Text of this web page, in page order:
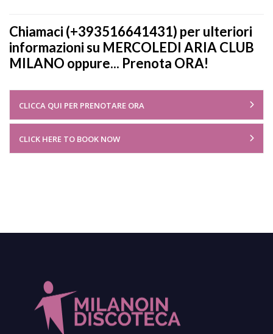
Chiamaci (+393516641431) per ulteriori
informazioni su MERCOLEDI ARIA CLUB
MILANO oppure... Prenota ORA!
CLICCA QUI PER PRENOTARE ORA
CLICK HERE TO BOOK NOW